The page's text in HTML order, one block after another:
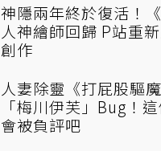
神隱兩年終於復活！
人神繪師回歸 P站重
創作
人妻除靈《打屁股驅
「梅川伊芙」Bug！
會被負評吧